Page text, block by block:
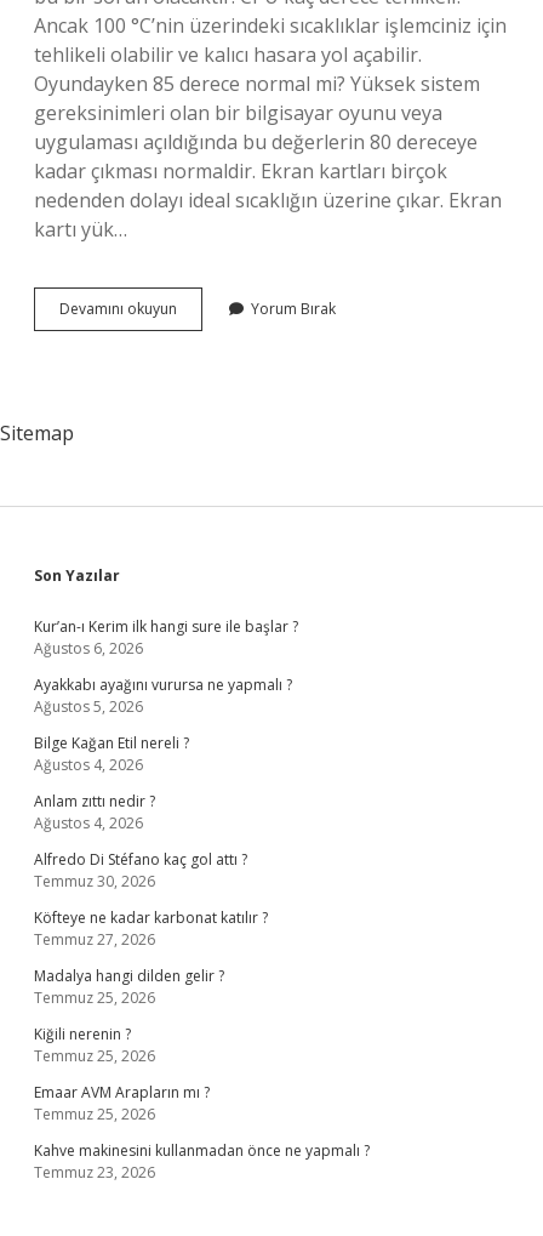
Ancak 100 °C’nin üzerindeki sıcaklıklar işlemciniz için
tehlikeli olabilir ve kalıcı hasara yol açabilir.
Oyundayken 85 derece normal mi? Yüksek sistem
gereksinimleri olan bir bilgisayar oyunu veya
uygulaması açıldığında bu değerlerin 80 dereceye
kadar çıkması normaldir. Ekran kartları birçok
nedenden dolayı ideal sıcaklığın üzerine çıkar. Ekran
kartı yük…
Devamını okuyun
87
Yorum Bırak
Sitemap
Sidebar
Son Yazılar
Kur’an-ı Kerim ilk hangi sure ile başlar ?
Ağustos 6, 2026
Ayakkabı ayağını vurursa ne yapmalı ?
Ağustos 5, 2026
Bilge Kağan Etil nereli ?
Ağustos 4, 2026
Anlam zıttı nedir ?
Ağustos 4, 2026
Alfredo Di Stéfano kaç gol attı ?
Temmuz 30, 2026
Köfteye ne kadar karbonat katılır ?
Temmuz 27, 2026
Madalya hangi dilden gelir ?
Temmuz 25, 2026
Kiğili nerenin ?
Temmuz 25, 2026
Emaar AVM Arapların mı ?
Temmuz 25, 2026
Kahve makinesini kullanmadan önce ne yapmalı ?
Temmuz 23, 2026